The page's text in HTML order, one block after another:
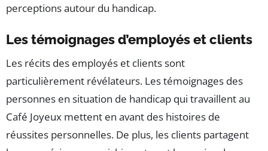
perceptions autour du handicap.
Les témoignages d’employés et clients
Les récits des employés et clients sont
particulièrement révélateurs. Les témoignages des
personnes en situation de handicap qui travaillent au
Café Joyeux mettent en avant des histoires de
réussites personnelles. De plus, les clients partagent